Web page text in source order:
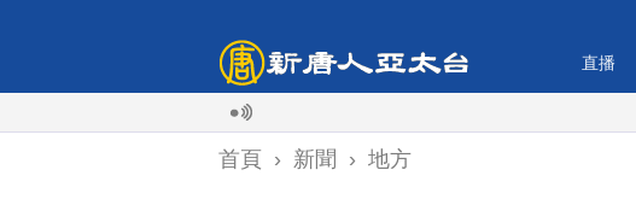
直播
首頁 › 新聞 › 地方